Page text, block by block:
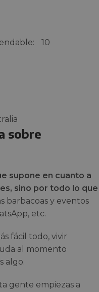
10
sobre
supone en cuanto a
sino por todo lo que
barbacoas y eventos
etc.
fácil todo, vivir
al momento
algo.
gente empiezas a